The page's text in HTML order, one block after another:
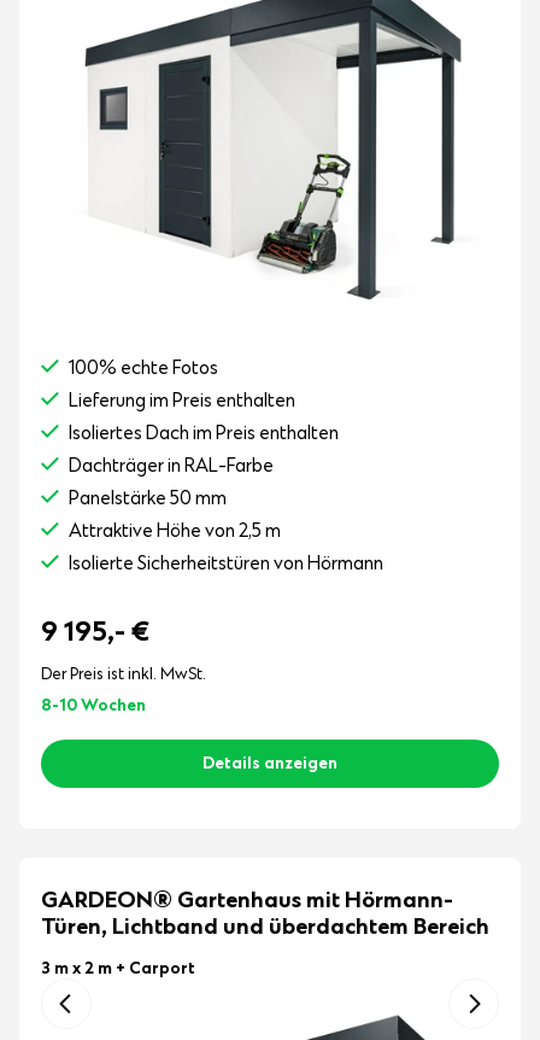
100% echte Fotos
Lieferung im Preis enthalten
Isoliertes Dach im Preis enthalten
Dachträger in RAL-Farbe
Panelstärke 50 mm
Attraktive Höhe von 2,5 m
Isolierte Sicherheitstüren von Hörmann
9 195,- €
Der Preis ist inkl. MwSt.
8-10 Wochen
Details anzeigen
GARDEON® Gartenhaus mit Hörmann-
Türen, Lichtband und überdachtem Bereich
3 m x 2 m + Carport